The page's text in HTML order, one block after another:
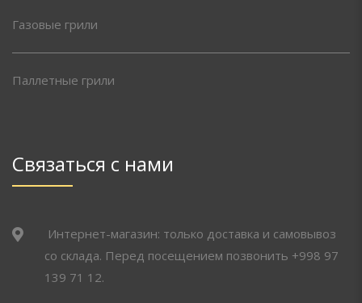
Газовые грили
Паллетные грили
Связаться с нами
Интернет-магазин: только доставка и самовывоз
со склада. Перед посещением позвонить +998 97
139 71 12.